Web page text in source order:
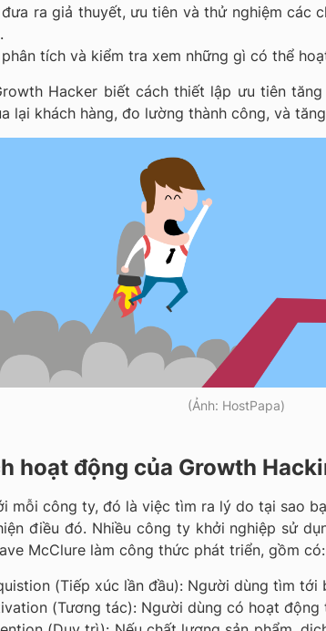
ra giả thuyết, ưu tiên và thử nghiệm các
tích và kiểm tra xem những gì có thể
Hacker biết cách thiết lập ưu tiên
lại khách hàng, đo lường thành công, và
(Ảnh: HostPapa)
hoạt động của Growth
mỗi công ty, đó là việc tìm ra lý do tại sao
điều đó. Nhiều công ty khởi nghiệp sử
McClure làm công thức phát triển, gồm có:
(Tiếp xúc lần đầu): Người dùng tìm tới
(Tương tác): Người dùng có hoạt động